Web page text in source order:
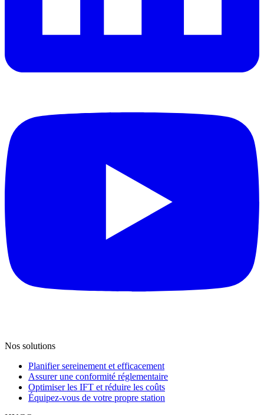
Nos solutions
Planifier sereinement et efficacement
Assurer une conformité réglementaire
Optimiser les IFT et réduire les coûts
Équipez-vous de votre propre station